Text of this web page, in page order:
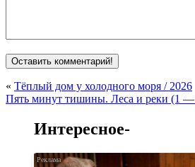
« Тёплый дом у холодного моря / 2026
Пять минут тишины. Леса и реки (1 —
Интересное-